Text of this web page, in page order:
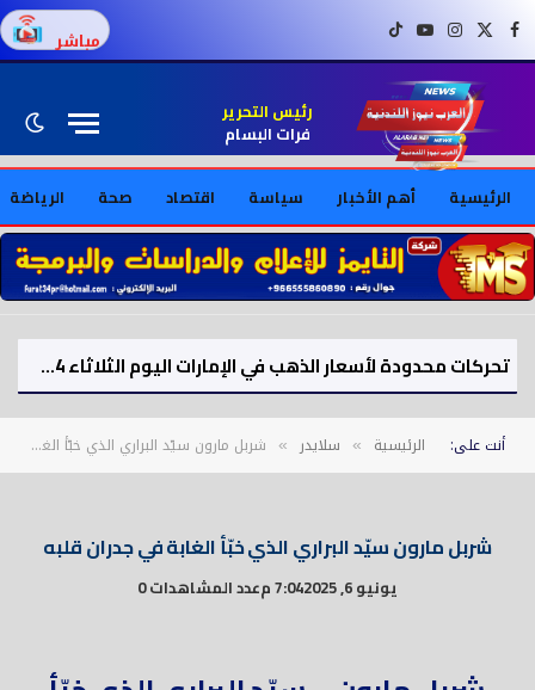
فيسبوكX (Twitter)
إنستغراميوتيوبتيك توك مباشر
رئيس التحرير
فرات البسام
الرئيسية أهم الأخبار سياسة اقتصاد صحة الرياضة
تحركات محدودة لأسعار الذهب في الإمارات اليوم الثلاثاء 4 أغسطس 2026
أنت على: الرئيسية » سلايدر » شربل مارون سيّد البراري الذي خبّأ الغابة في جدران قلبه
شربل مارون سيّد البراري الذي خبّأ الغابة في جدران قلبه
يونيو 6, 2025 7:04 م عدد المشاهدات 0